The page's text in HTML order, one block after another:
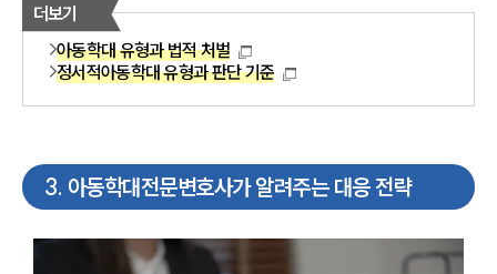
더보기
아동학대 유형과 법적 처벌
정서적아동학대 유형과 판단 기준
3. 아동학대전문변호사가 알려주는 대응 전략